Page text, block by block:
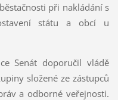
při nakládání s
státu a obcí u
Senát doporučil vládě
složené ze zástupců
a odborné veřejnosti.